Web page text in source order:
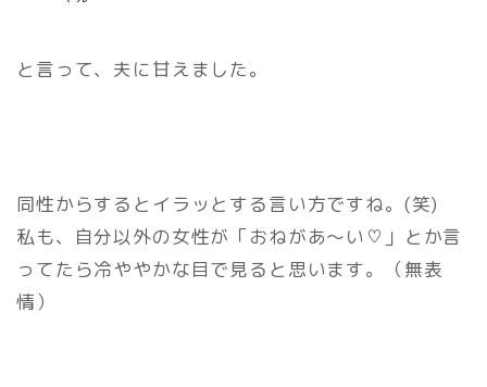
と言って、夫に甘えました。
同性からするとイラッとする言い方ですね。(笑)
私も、自分以外の女性が「おねがあ～い♡」とか言
ってたら冷ややかな目で見ると思います。（無表
情）